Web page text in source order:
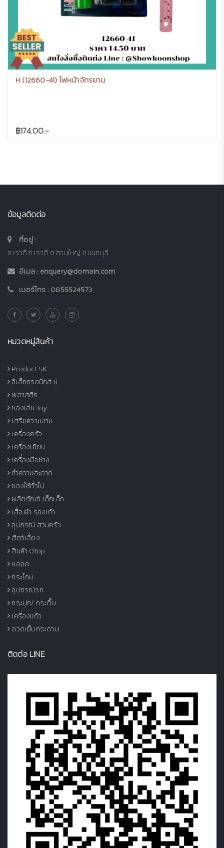
H (12660-41) ไฟหน้าจักรยาน
฿174.00.-
ข้อมูลติดต่อ
ที่อยู่ :
ซ.เรวดี ถ.เรวดี ต.สวนใหญ่ จ.นนทบุรี
อีเมล :enquery@domain.com
เบอร์โทร :0855524573
หมวดหมู่สินค้า
Product SK
อิเล็กทรอนิกส์ IT
พลาสติก
ของเล่น Toy
เสริมความงาม
เครื่องครัว
เครื่องเขียน
เครื่่องมือช่าง
ทำความสะอาด
ของใช้ทั่วไป
ผลิตภัณฑ์ เด็กเล็ก
เสื้อ ผ้า รองเท้า
อุปกรณ์ สวนครัว
สัตว์เลี้ยง
สินค้า OTop
หลอด
กระโถน
อุปกรณ์รถ
กระปุก/ กระติ๊บ
เครื่องแก้ว
ลวดเย็บกระดาษ
ติดต่อ LINE